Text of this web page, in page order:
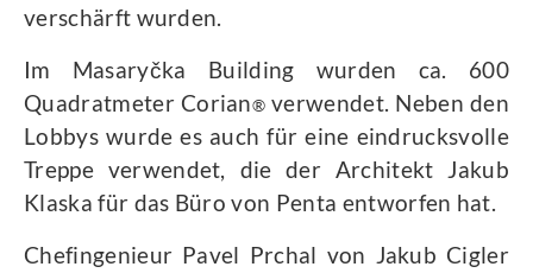
verschärft wurden.
Im Masaryčka Building wurden ca. 600
Quadratmeter Corian® verwendet. Neben den
Lobbys wurde es auch für eine eindrucksvolle
Treppe verwendet, die der Architekt Jakub
Klaska für das Büro von Penta entworfen hat.
Chefingenieur Pavel Prchal von Jakub Cigler